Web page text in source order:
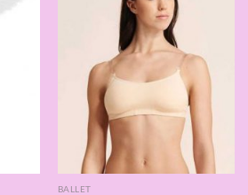
BALLET